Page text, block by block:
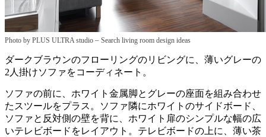
Photo by PLUS ULTRA studio – Search living room design ideas
ダークブラウンのフローリングのリビングに、薄いグレーの
2人掛けソファをコーディネート。
ソファの前に、ホワイト金属脚とグレーの座面を組み合わせ
たスツールをプラス。ソファ隣にホワイトのサイドボード、
ソファと反対側の壁を背に、ホワイト扉のシンプルな幅の広
いテレビボードをレイアウト。テレビボードの上に、薄い茶